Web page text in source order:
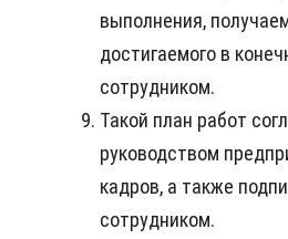
выполнения,
достигаемого в
сотрудником.
Такой план работ
руководством
кадров, а также
сотрудником.